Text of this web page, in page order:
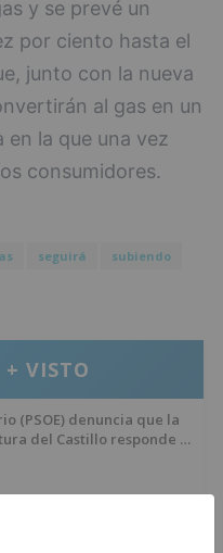
y se prevé un
por ciento hasta el
junto con la nueva
al gas en un
la que una vez
consumidores.
seguirá
subiendo
+ VISTO
(PSOE) denuncia que la
del Castillo responde a